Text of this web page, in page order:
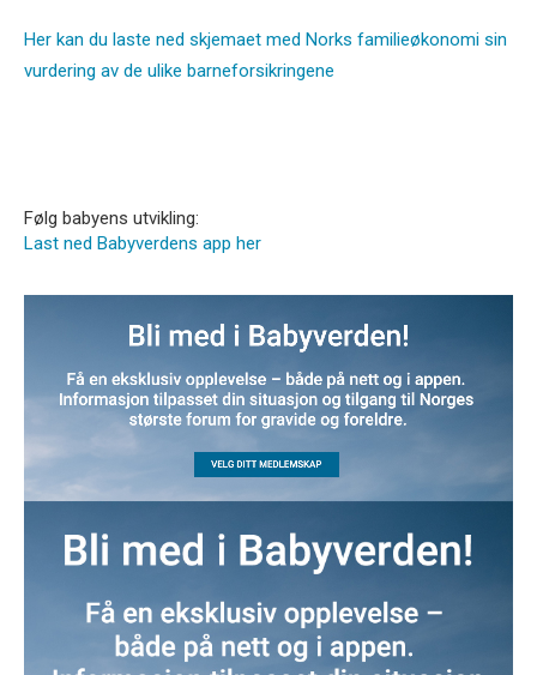
Her kan du laste ned skjemaet med Norks familieøkonomi sin
vurdering av de ulike barneforsikringene
Følg babyens utvikling:
Last ned Babyverdens app her